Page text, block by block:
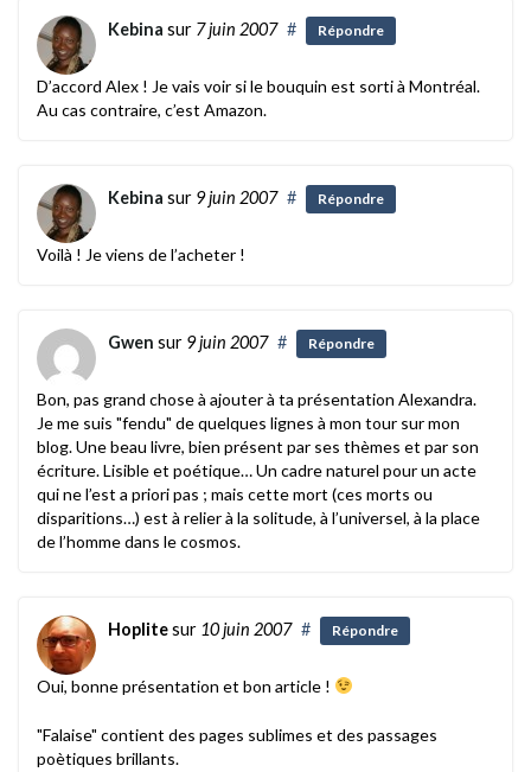
Kebina sur 7 juin 2007 # Répondre
D’accord Alex ! Je vais voir si le bouquin est sorti à Montréal.
Au cas contraire, c’est Amazon.
Kebina sur 9 juin 2007 # Répondre
Voilà ! Je viens de l’acheter !
Gwen sur 9 juin 2007 # Répondre
Bon, pas grand chose à ajouter à ta présentation Alexandra.
Je me suis "fendu" de quelques lignes à mon tour sur mon
blog. Une beau livre, bien présent par ses thèmes et par son
écriture. Lisible et poétique… Un cadre naturel pour un acte
qui ne l’est a priori pas ; mais cette mort (ces morts ou
disparitions…) est à relier à la solitude, à l’universel, à la place
de l’homme dans le cosmos.
Hoplitesur 10 juin 2007 # Répondre
Oui, bonne présentation et bon article !
"Falaise" contient des pages sublimes et des passages
poètiques brillants.